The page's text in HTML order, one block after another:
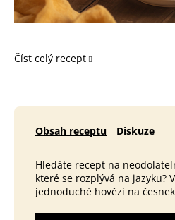
Číst celý recept
Obsah receptu Diskuze
Hledáte recept na
které se rozplývá na jazyku?
jednoduché hovězí na